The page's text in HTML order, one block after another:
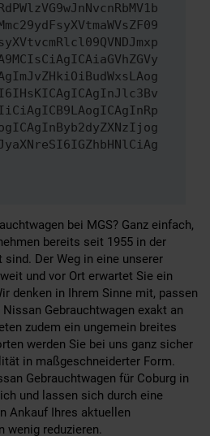
bei MGS? Ganz einfach,
bereits seit 1955 in der
Der Weg in eine unserer
und vor Ort erwartet Sie ein
denken in Ihrem Sinne mit, passen
Gebrauchtwagen exakt an
zudem ein ungemein breites
werden Sie bei uns ganz sicher
in maßgeschneiderter Form.
Gebrauchtwagen für Coburg in
und lassen sich durch eine
Ankauf Ihres aktuellen
wenig reduzieren.